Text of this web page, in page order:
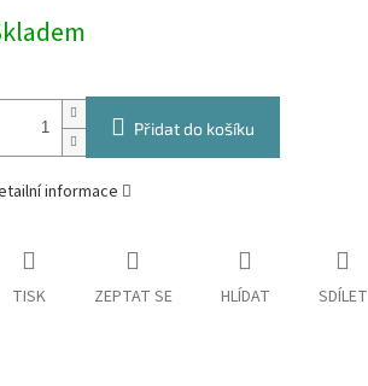
Přidat do košíku
informace
TISK ZEPTAT SE HLÍDAT SDÍLET